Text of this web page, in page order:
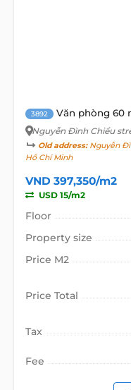
3892 Văn phòng 60
Nguyễn Đình Chiểu
Old address:Nguyễn
Hồ Chí Minh
VND 397,350/m2
USD 15/m2
Floor
Property size
Price M2
Price Total
Tax
Fee